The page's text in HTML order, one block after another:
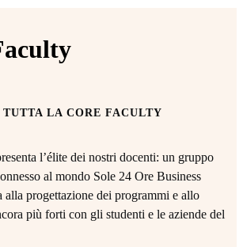
LA CORE FACULTY
l’élite dei nostri docenti: un gruppo
al mondo Sole 24 Ore Business
alla progettazione dei programmi e allo
più forti con gli studenti e le aziende del